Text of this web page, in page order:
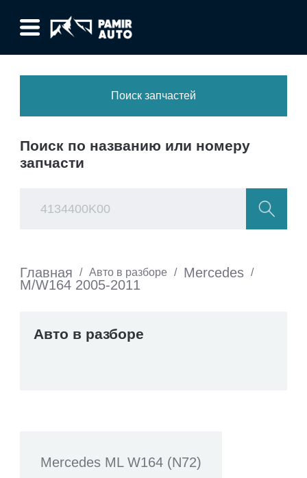
Поиск запчастей
Поиск по названию или номеру
запчасти
Главная / Авто в разборе / Mercedes /
M/W164 2005-2011
Авто в разборе
Mercedes ML W164 (N72)